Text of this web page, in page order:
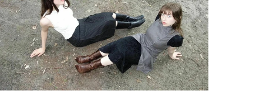
verlag
verlag
veranstaltungen
shop